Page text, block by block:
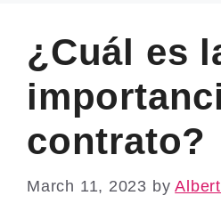
¿Cuál es
contrato?
March 11, 2023 by